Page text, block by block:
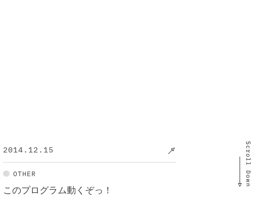
2014.12.15
OTHER
このプログラム動くぞっ！